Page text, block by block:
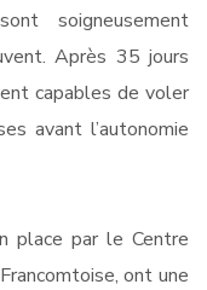
soigneusement
Après 35 jours
capables de voler
avant l’autonomie
place par le Centre
ont une